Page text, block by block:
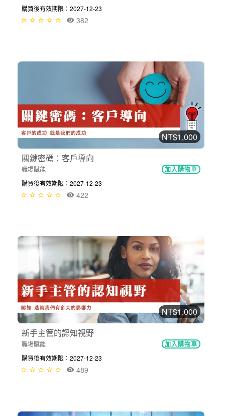
購買後有效期限：2027-12-23
382
NT$1,000
關鍵密碼：客戶導向
職場賦能 加入購物車
購買後有效期限：2027-12-23
422
NT$1,000
新手主管的認知視野
職場賦能 加入購物車
購買後有效期限：2027-12-23
489